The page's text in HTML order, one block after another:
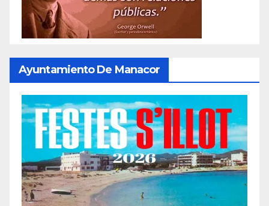
Ayuntamiento De Manacor